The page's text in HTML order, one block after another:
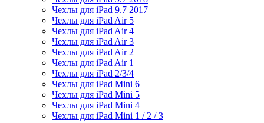
Чехлы для iPad 9.7 2017
Чехлы для iPad Air 5
Чехлы для iPad Air 4
Чехлы для iPad Air 3
Чехлы для iPad Air 2
Чехлы для iPad Air 1
Чехлы для iPad 2/3/4
Чехлы для iPad Mini 6
Чехлы для iPad Mini 5
Чехлы для iPad Mini 4
Чехлы для iPad Mini 1 / 2 / 3